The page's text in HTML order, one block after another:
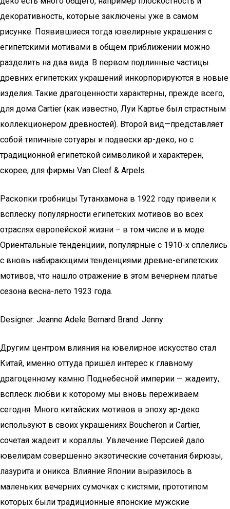
декоративность, которые заключены уже в самом
рисунке. Появившиеся тогда ювелирные украшения с
египетскими мотивами в общем приближении можно
разделить на два вида. В первом подлинные частицы
древних египетских украшений инкорпорируются в новые
изделия. Такие драгоценности характерны, прежде всего,
для дома Cartier (как известно, Луи Картье был страстным
коллекционером древностей). Второй вид—представляет
собой типичные сотуары и подвески ар-деко, но с
традиционной египетской символикой и характерен,
скорее, для фирмы Van Cleef & Arpels.
Раскопки гробницы Тутанхамона в 1922 году привели к
всплеску популярности египетских мотивов во всех
отраслях европейской жизни – в том числе и в моде.
Ориентальные тенденциии, популярные с 1910-х сплелись
с вновь набирающими тенденциями древне-египетских
мотивов, что нашло отражение в этом вечернем платье
сезона весна-лето 1923 года.
Designer: Jeanne Adele Bernard Brand: Jenny
Другим центром влияния на ювелирное искусство стал
Китай, именно оттуда пришёл интерес к главному
драгоценному камню Поднебесной империи — жадеиту,
всплеск любви к которому мы вновь переживаем
сегодня. Много китайских мотивов в эпоху ар-деко
используют в своих украшениях Boucheron и Cartier,
сочетая жадеит и кораллы. Увлечение Персией дало
ювелирам совершенно экзотические сочетания бирюзы,
лазурита и оникса. Влияние Японии выразилось в
маленьких вечерних сумочках с кистями, прототипом
которых были традиционные японские мужские